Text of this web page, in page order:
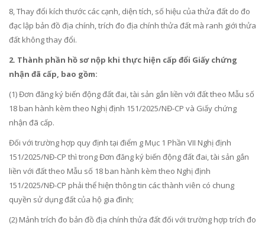
8, Thay đổi kích thước các cạnh, diện tích, số hiệu của thửa đất do đo
đạc lập bản đồ địa chính, trích đo địa chính thửa đất mà ranh giới thửa
đất không thay đổi.
2. Thành phần hồ sơ nộp khi thực hiện cấp đổi Giấy chứng
nhận đã cấp, bao gồm:
(1) Đơn đăng ký biến động đất đai, tài sản gắn liền với đất theo Mẫu số
18 ban hành kèm theo Nghị định 151/2025/NĐ-CP và Giấy chứng
nhận đã cấp.
Đối với trường hợp quy định tại điểm g Mục 1 Phần VII Nghị định
151/2025/NĐ-CP thì trong Đơn đăng ký biến động đất đai, tài sản gắn
liền với đất theo Mẫu số 18 ban hành kèm theo Nghị định
151/2025/NĐ-CP phải thể hiện thông tin các thành viên có chung
quyền sử dụng đất của hộ gia đình;
(2) Mảnh trích đo bản đồ địa chính thửa đất đối với trường hợp trích đo